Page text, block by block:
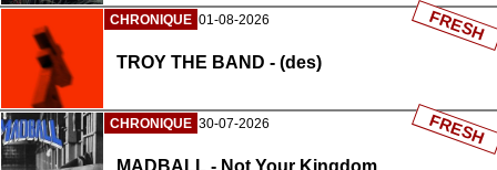
CHRONIQUE 01-08-2026
TROY THE BAND - (des)
FRESH
CHRONIQUE 30-07-2026
MADBALL - Not Your Kingdom
FRESH